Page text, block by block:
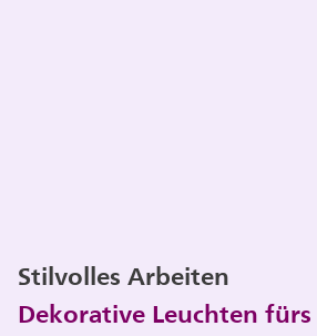
Stilvolles Arbeiten
Dekorative Leuchten